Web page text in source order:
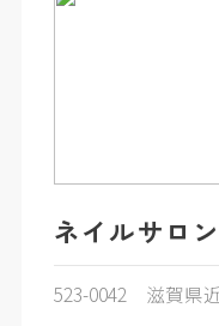
ネイルサロ
523-0042 滋賀県